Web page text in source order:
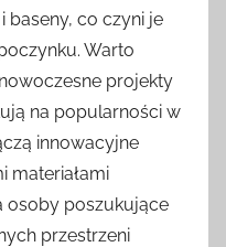
baseny, co czyni je
Warto
projekty
na popularności w
innowacyjne
materiałami
osoby poszukujące
przestrzeni